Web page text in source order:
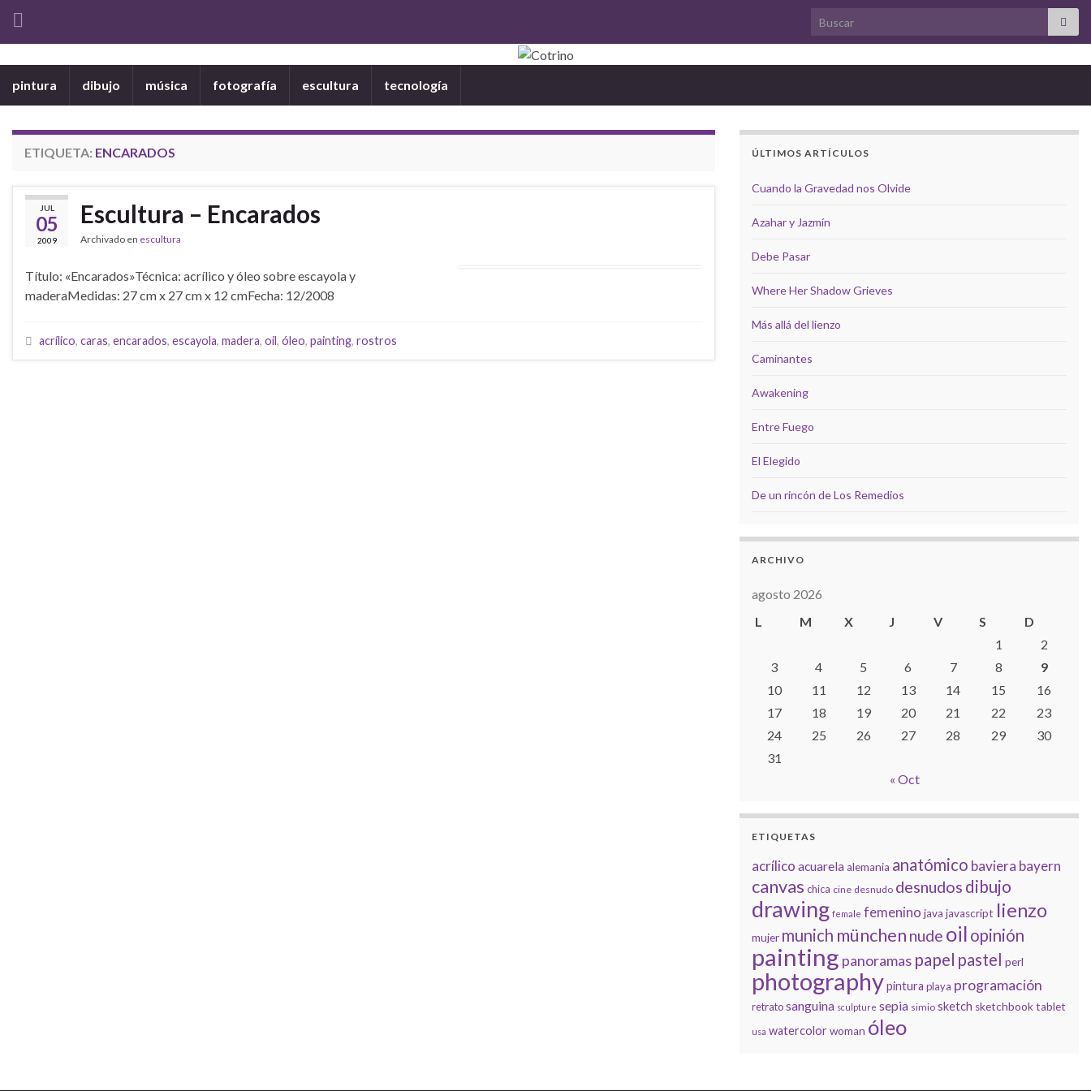
Search for:
pintura dibujo música fotografía escultura tecnología
ETIQUETA: ENCARADOS
JUL
05
2009
Escultura – Encarados
Archivado en escultura
Título: «Encarados»Técnica: acrílico y óleo sobre escayola y
maderaMedidas: 27 cm x 27 cm x 12 cmFecha: 12/2008
acrílico, caras, encarados, escayola, madera, oil, óleo, painting, rostros
ÚLTIMOS ARTÍCULOS
Cuando la Gravedad nos Olvide
Azahar y Jazmín
Debe Pasar
Where Her Shadow Grieves
Más allá del lienzo
Caminantes
Awakening
Entre Fuego
El Elegido
De un rincón de Los Remedios
ARCHIVO
agosto 2026
L
M X J V S
D
1
2
3
4 5 6 7 8
9
10
11 12 13 14 15
16
17
18 19 20 21 22
23
24
25 26 27 28 29
30
31
« Oct
ETIQUETAS
acrílico acuarela alemania anatómico baviera bayern
canvas chica cine desnudo desnudos dibujo
drawing female femenino java javascript lienzo
mujer munich münchen nude oil opinión
painting panoramas papel pastel perl
photographypintura playa programación
retratosanguina sculpture sepia simio sketch sketchbooktablet
usa watercolorwoman óleo